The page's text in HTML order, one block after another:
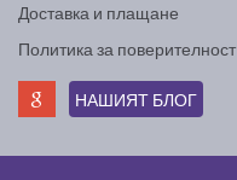
Доставка и плащане
Политика за поверителност
НАШИЯТ БЛОГ